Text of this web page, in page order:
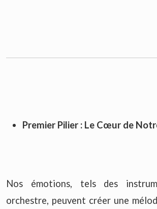
Premier Pilier : Le Cœur de
Nos émotions, tels des
orchestre, peuvent créer une